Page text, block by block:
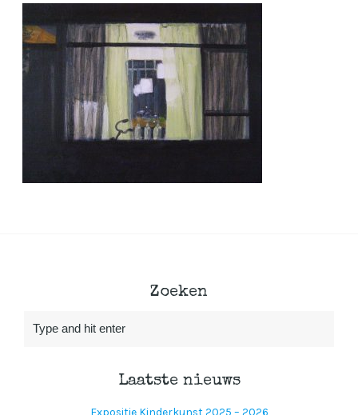
Zoeken
Laatste nieuws